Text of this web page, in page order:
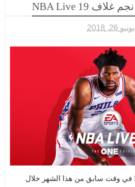
يونيو 26, 2018
تم الإعلان عن NBA Live 19 في وقت سابق من هذا الشهر خلال